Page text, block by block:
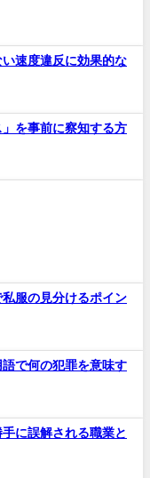
速度違反に効果的な
を事前に察知する方
服の見分けるポイン
語で何の犯罪を意味す
に誤解される職業と